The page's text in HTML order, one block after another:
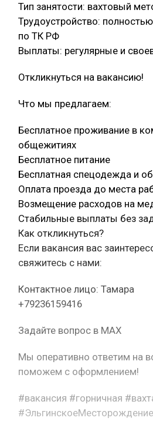
Тип занятости: вахтовый
Трудоустройство:
по ТК РФ
Выплаты: регулярные и
Откликнуться на вакансию!
Что мы предлагаем:
Бесплатное проживание в
общежитиях
Бесплатное питание
Бесплатная спецодежда и
Оплата проезда до места
Возмещение расходов на
Стабильные выплаты без
Как откликнуться?
Если вакансия вас
свяжитесь с нами:
Контактное лицо: Тамара
+79236159416
Задайте вопрос в MAX
Мы оперативно ответим на
поможем с оформлением!
#вакансия #горничная
#ЭльгинскоеМесторождение